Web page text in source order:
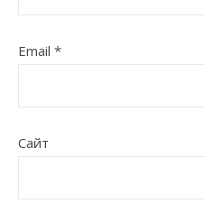
Email *
Сайт